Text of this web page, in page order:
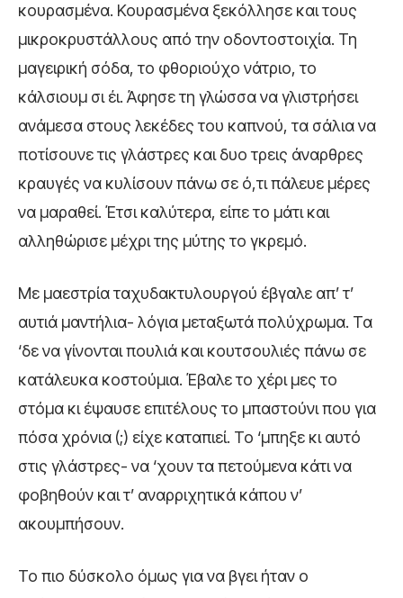
κουρασμένα. Κουρασμένα ξεκόλλησε και τους
μικροκρυστάλλους από την οδοντοστοιχία. Τη
μαγειρική σόδα, το φθοριούχο νάτριο, το
κάλσιουμ σι έι. Άφησε τη γλώσσα να γλιστρήσει
ανάμεσα στους λεκέδες του καπνού, τα σάλια να
ποτίσουνε τις γλάστρες και δυο τρεις άναρθρες
κραυγές να κυλίσουν πάνω σε ό,τι πάλευε μέρες
να μαραθεί. Έτσι καλύτερα, είπε το μάτι και
αλληθώρισε μέχρι της μύτης το γκρεμό.
Με μαεστρία ταχυδακτυλουργού έβγαλε απ’ τ’
αυτιά μαντήλια- λόγια μεταξωτά πολύχρωμα. Τα
‘δε να γίνονται πουλιά και κουτσουλιές πάνω σε
κατάλευκα κοστούμια. Έβαλε το χέρι μες το
στόμα κι έψαυσε επιτέλους το μπαστούνι που για
πόσα χρόνια (;) είχε καταπιεί. Το ‘μπηξε κι αυτό
στις γλάστρες- να ‘χουν τα πετούμενα κάτι να
φοβηθούν και τ’ αναρριχητικά κάπου ν’
ακουμπήσουν.
Το πιο δύσκολο όμως για να βγει ήταν ο